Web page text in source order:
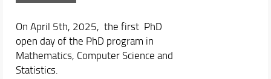
On April 5th, 2025, the first PhD
open day of the PhD program in
Mathematics, Computer Science and
Statistics.